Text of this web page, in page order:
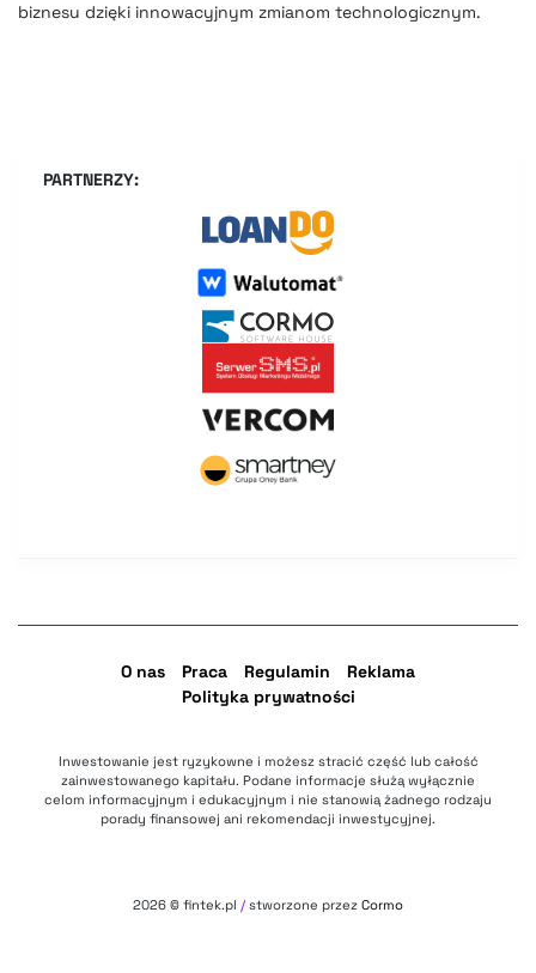
biznesu dzięki innowacyjnym zmianom technologicznym.
PARTNERZY:
O nas Praca Regulamin
Reklama
Polityka prywatności
Inwestowanie jest ryzykowne i możesz stracić część lub całość
zainwestowanego kapitału. Podane informacje służą wyłącznie
celom informacyjnym i edukacyjnym i nie stanowią żadnego rodzaju
porady finansowej ani rekomendacji inwestycyjnej.
2026 © fintek.pl / stworzone przez Cormo